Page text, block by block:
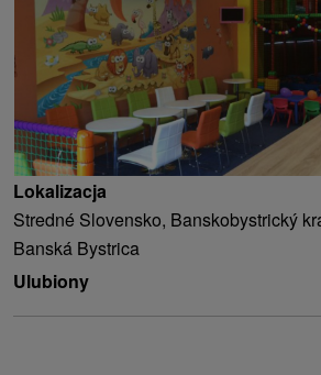
Lokalizacja
Stredné Slovensko, Banskobystrický
Banská Bystrica
Ulubiony